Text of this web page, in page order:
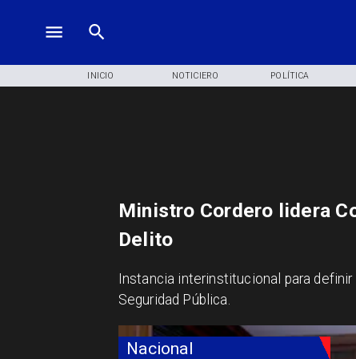
INICIO NOTICIERO POLÍTICA
Nacional
Ministro Cordero lidera
Delito
Instancia interinstitucional para
Seguridad Pública.